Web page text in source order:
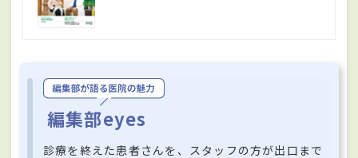
編集部eyes
診療を終えた患者さんを、スタッフの方が出口まで